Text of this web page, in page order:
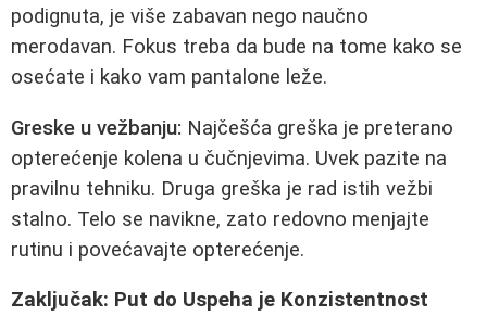
podignuta, je više zabavan nego naučno
merodavan. Fokus treba da bude na tome kako se
osećate i kako vam pantalone leže.
Greske u vežbanju: Najčešća greška je preterano
opterećenje kolena u čučnjevima. Uvek pazite na
pravilnu tehniku. Druga greška je rad istih vežbi
stalno. Telo se navikne, zato redovno menjajte
rutinu i povećavajte opterećenje.
Zaključak: Put do Uspeha je Konzistentnost